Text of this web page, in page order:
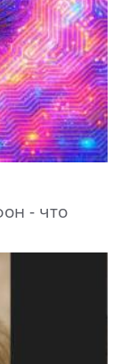
- что